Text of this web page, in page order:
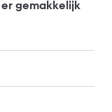
gemakkelijk